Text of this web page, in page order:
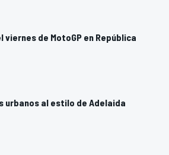
de MotoGP en República
urbanos al estilo de Adelaida